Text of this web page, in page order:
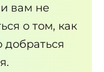
и вам не
о том, как